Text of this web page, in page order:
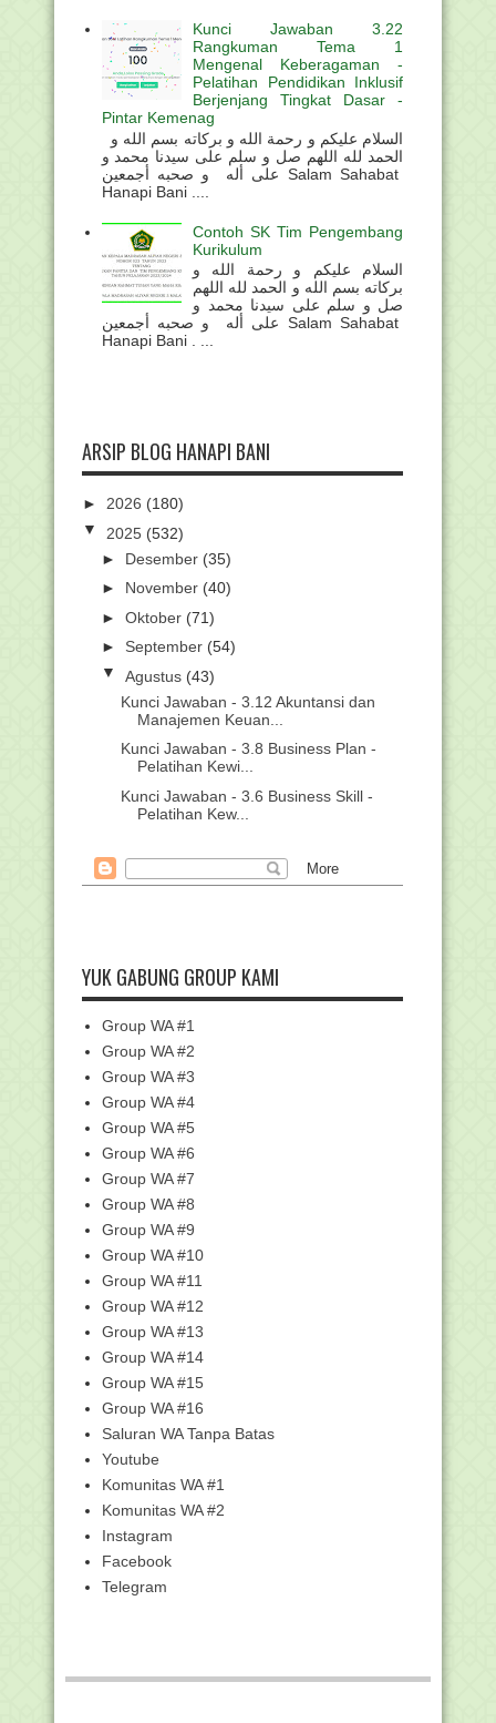
Kunci Jawaban 3.22
Rangkuman Tema 1
Mengenal Keberagaman -
Pelatihan Pendidikan Inklusif
Berjenjang Tingkat Dasar -
Pintar Kemenag
الحمد لله اللهم صل و سلم على سيدنا محمد و
على أله و صحبه أجمعين Salam Sahabat
Hanapi Bani ....
Contoh SK Tim Pengembang
Kurikulum
السلام عليكم و رحمة الله و
بركاته بسم الله و الحمد لله اللهم
صل و سلم على سيدنا محمد و
على أله و صحبه أجمعين Salam Sahabat
Hanapi Bani . ...
ARSIP BLOG HANAPI BANI
► 2026 (180)
▼ 2025 (532)
► Desember (35)
► November (40)
► Oktober (71)
► September (54)
▼ Agustus (43)
Kunci Jawaban - 3.12 Akuntansi dan
Manajemen Keuan...
Kunci Jawaban - 3.8 Business Plan -
Pelatihan Kewi...
Kunci Jawaban - 3.6 Business Skill -
Pelatihan Kew...
Jawaban Pelatihan D...
Kumpulan Kunci Jawaban - Pelatihan
Kunci Jawaban - 3.5 Strategi Layanan
Bimbingan dan...
Kunci Jawaban - 3.4 Penyusunan
Program Bimbingan d...
Kunci Jawaban - 3.2 Implementasi
Kurikulum Merdeka...
Kumpulan Kunci Jawaban Pelatihan
Kunci Jawaban - 2.8 Laporan Hasil
Penelitian Tinda...
Menginterpret...
Kunci Jawaban - 2.6 Perbaikan dalam
Pembelajaran P...
Kunci Jawaban - 2.5 Pengayaan
Merancang Penelitian...
Kunci Jawaban 2.3 Langkah-Langkah
Penelitian Tinda...
Kunci Jawaban - 2.2 Pengayaan
Konsep Penelitian Ti...
Kumpulan Kunci Jawaban Pelatihan
Kunci Jawaban 3.14 Pembuatan
Asesmen Pembelajaran...
Kunci Jawaban 3.10 Pembuatan Video
Pembelajaran B...
Kunci Jawaban 3.2 Artificial Intelligent
YUK GABUNG GROUP KAMI
Group WA #1
Group WA #2
Group WA #3
Group WA #4
Group WA #5
Group WA #6
Group WA #7
Group WA #8
Group WA #9
Group WA #10
Group WA #11
Group WA #12
Group WA #13
Group WA #14
Group WA #15
Group WA #16
Saluran WA Tanpa Batas
Youtube
Komunitas WA #1
Komunitas WA #2
Instagram
Facebook
Telegram